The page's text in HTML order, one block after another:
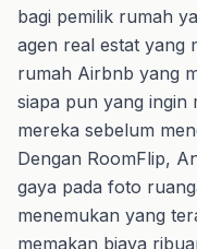
bagi pemilik rumah
agen real estat yang
rumah Airbnb yang
siapa pun yang ingin
mereka sebelum
Dengan RoomFlip,
gaya pada foto
menemukan yang
memakan biaya